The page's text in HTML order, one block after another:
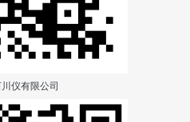
仪有限公司